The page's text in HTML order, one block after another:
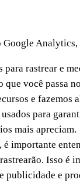
Google
para rastrear e
você passa
e fazemos
​​para
mais apreciam.
importante
Isso
publicidade e